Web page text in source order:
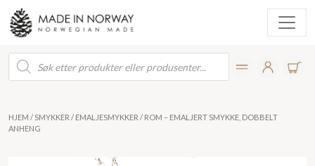
Products
search
HJEM / SMYKKER / EMALJESMYKKER / ROM – EMALJERT SMYKKE, DOBBELT
ANHENG